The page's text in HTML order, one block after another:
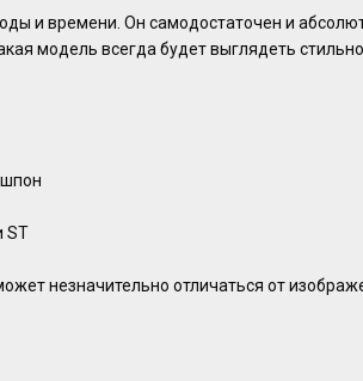
и времени. Он самодостаточен и
модель всегда будет выглядеть
ST
незначительно отличаться от